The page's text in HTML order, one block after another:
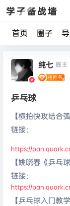
学子备战墙
首页 圈子
纯七 圈主
乒乓球
【横拍快攻结合
链接：
https://
【姚晓春《乒乓
链接：
https://
【乒乓球入门教